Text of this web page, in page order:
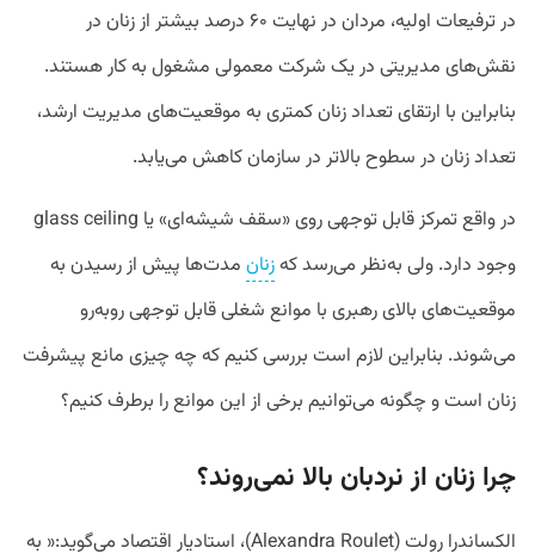
در ترفیعات اولیه، مردان در نهایت ۶۰ درصد بیشتر از زنان در
نقش‌های مدیریتی در یک شرکت معمولی مشغول به کار هستند.
بنابراین با ارتقای تعداد زنان کمتری به موقعیت‌های مدیریت ارشد،
تعداد زنان در سطوح بالاتر در سازمان کاهش می‌یابد.
در واقع تمرکز قابل توجهی روی «سقف شیشه‌ای» یا glass ceiling
وجود دارد. ولی به‌نظر می‌رسد کهزنان مدت‌ها پیش از رسیدن به
موقعیت‌های بالای رهبری با موانع شغلی قابل توجهی روبه‌رو
می‌شوند. بنابراین لازم است بررسی کنیم که چه چیزی مانع پیشرفت
زنان است و چگونه می‌توانیم برخی از این موانع را برطرف کنیم؟
چرا زنان از نردبان بالا نمی‌روند؟
الکساندرا رولت (Alexandra Roulet)، استادیار اقتصاد می‌گوید:« به